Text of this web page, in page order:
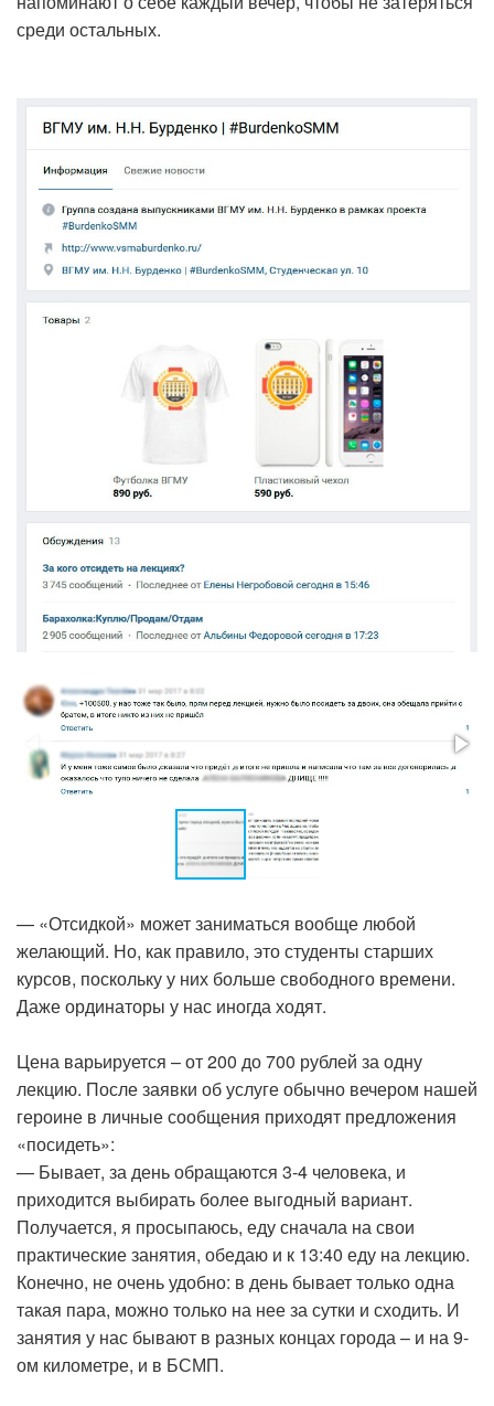
среди остальных.
— «Отсидкой» может заниматься вообще любой
желающий. Но, как правило, это студенты старших
курсов, поскольку у них больше свободного времени.
Даже ординаторы у нас иногда ходят.
Цена варьируется – от 200 до 700 рублей за одну
лекцию. После заявки об услуге обычно вечером нашей
героине в личные сообщения приходят предложения
«посидеть»:
— Бывает, за день обращаются 3-4 человека, и
приходится выбирать более выгодный вариант.
Получается, я просыпаюсь, еду сначала на свои
практические занятия, обедаю и к 13:40 еду на лекцию.
Конечно, не очень удобно: в день бывает только одна
такая пара, можно только на нее за сутки и сходить. И
занятия у нас бывают в разных концах города – и на 9-
ом километре, и в БСМП.